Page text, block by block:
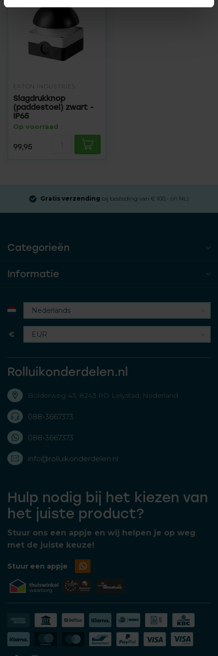
EATON INDUSTRIES
Slagdrukknop
(paddestoel) zwart -
IP65
Op voorraad
99,95
Gratis verzending bij besteding van € 100,- (in NL)
Categorieën
Informatie
€
Rolluikonderdelen.nl
Bolderweg 43, 8243 RD Lelystad, Nederland
088-3667373
088-3667373
info@rolluikonderdelen.nl
Hulp nodig bij het kiezen van
het juiste product?
Stuur ons een appje en wij helpen je op weg
met de juiste keuze!
Stuur een appje